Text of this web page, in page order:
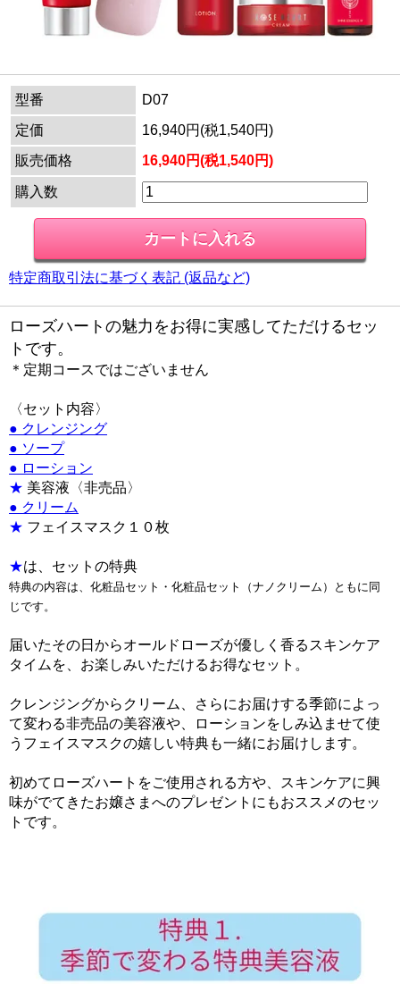
型番
D07
定価
16,940円(税1,540円)
販売価格
16,940円(税1,540円)
購入数
特定商取引法に基づく表記 (返品など)
ローズハートの魅力をお得に実感してただけるセッ
トです。
＊定期コースではございません
〈セット内容〉
● クレンジング
● ソープ
● ローション
★ 美容液〈非売品〉
● クリーム
★ フェイスマスク１０枚
★は、セットの特典
特典の内容は、化粧品セット・化粧品セット（ナノクリーム）ともに同
じです。
届いたその日からオールドローズが優しく香るスキンケア
タイムを、お楽しみいただけるお得なセット。
クレンジングからクリーム、さらにお届けする季節によっ
て変わる非売品の美容液や、ローションをしみ込ませて使
うフェイスマスクの嬉しい特典も一緒にお届けします。
初めてローズハートをご使用される方や、スキンケアに興
味がでてきたお嬢さまへのプレゼントにもおススメのセッ
トです。